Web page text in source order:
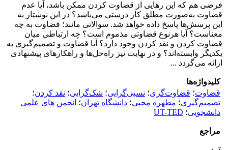
فرضی هم که این رهایی از قضاوت کردن ممکن باشد، آیا عدم
قضاوت به‌صورت مطلق کار درستی می‌باشد؟ در این نوشتار به
این پرسش‌ها پاسخ داده خواهد شد. سوالاتی مانند؛ قضاوت به چه
معناست؟ آیا هرنوع قضاوتی مذموم است؟ چه ارتباطی میان
قضاوت کردن و نقد کردن وجود دارد؟ آیا قضاوت و تصمیم‌گیری به
یکدیگر وابسته‌اند؟ و در نهایت نیز راه‌حل‌ها و راهکارهای پیشنهادی
ارائه می‌گردد ...
کلیدواژه‌ها
قضاوت؛ قضاوت‌گری؛ نسبی‌گرایی؛ شک‌گرایی؛ نقد کردن؛
تصمیم‌گیری؛ مطهره محبی؛ دانشگاه تهران؛ انجمن های علمی
دانشجویی؛ UT-TED
مراجع